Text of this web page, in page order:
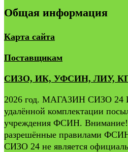
Общая информация
Карта сайта
Поставщикам
СИЗО, ИК, УФСИН, ЛИУ, КП
2026 год. МАГАЗИН СИЗО 24
удалённой комплектации
учреждения ФСИН. Внимание!
разрешённые правилами
СИЗО 24 не является